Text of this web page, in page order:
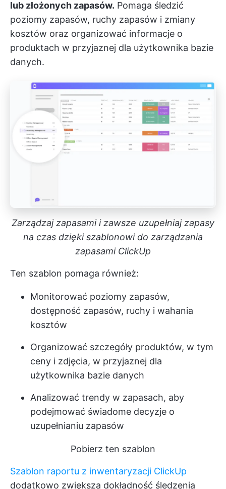
lub złożonych zapasów. Pomaga śledzić
poziomy zapasów, ruchy zapasów i zmiany
kosztów oraz organizować informacje o
produktach w przyjaznej dla użytkownika bazie
danych.
Zarządzaj zapasami i zawsze uzupełniaj zapasy
na czas dzięki szablonowi do zarządzania
zapasami ClickUp
Ten szablon pomaga również:
Monitorować poziomy zapasów,
dostępność zapasów, ruchy i wahania
kosztów
Organizować szczegóły produktów, w tym
ceny i zdjęcia, w przyjaznej dla
użytkownika bazie danych
Analizować trendy w zapasach, aby
podejmować świadome decyzje o
uzupełnianiu zapasów
Pobierz ten szablon
Szablon raportu z inwentaryzacji ClickUp
dodatkowo zwiększa dokładność śledzenia